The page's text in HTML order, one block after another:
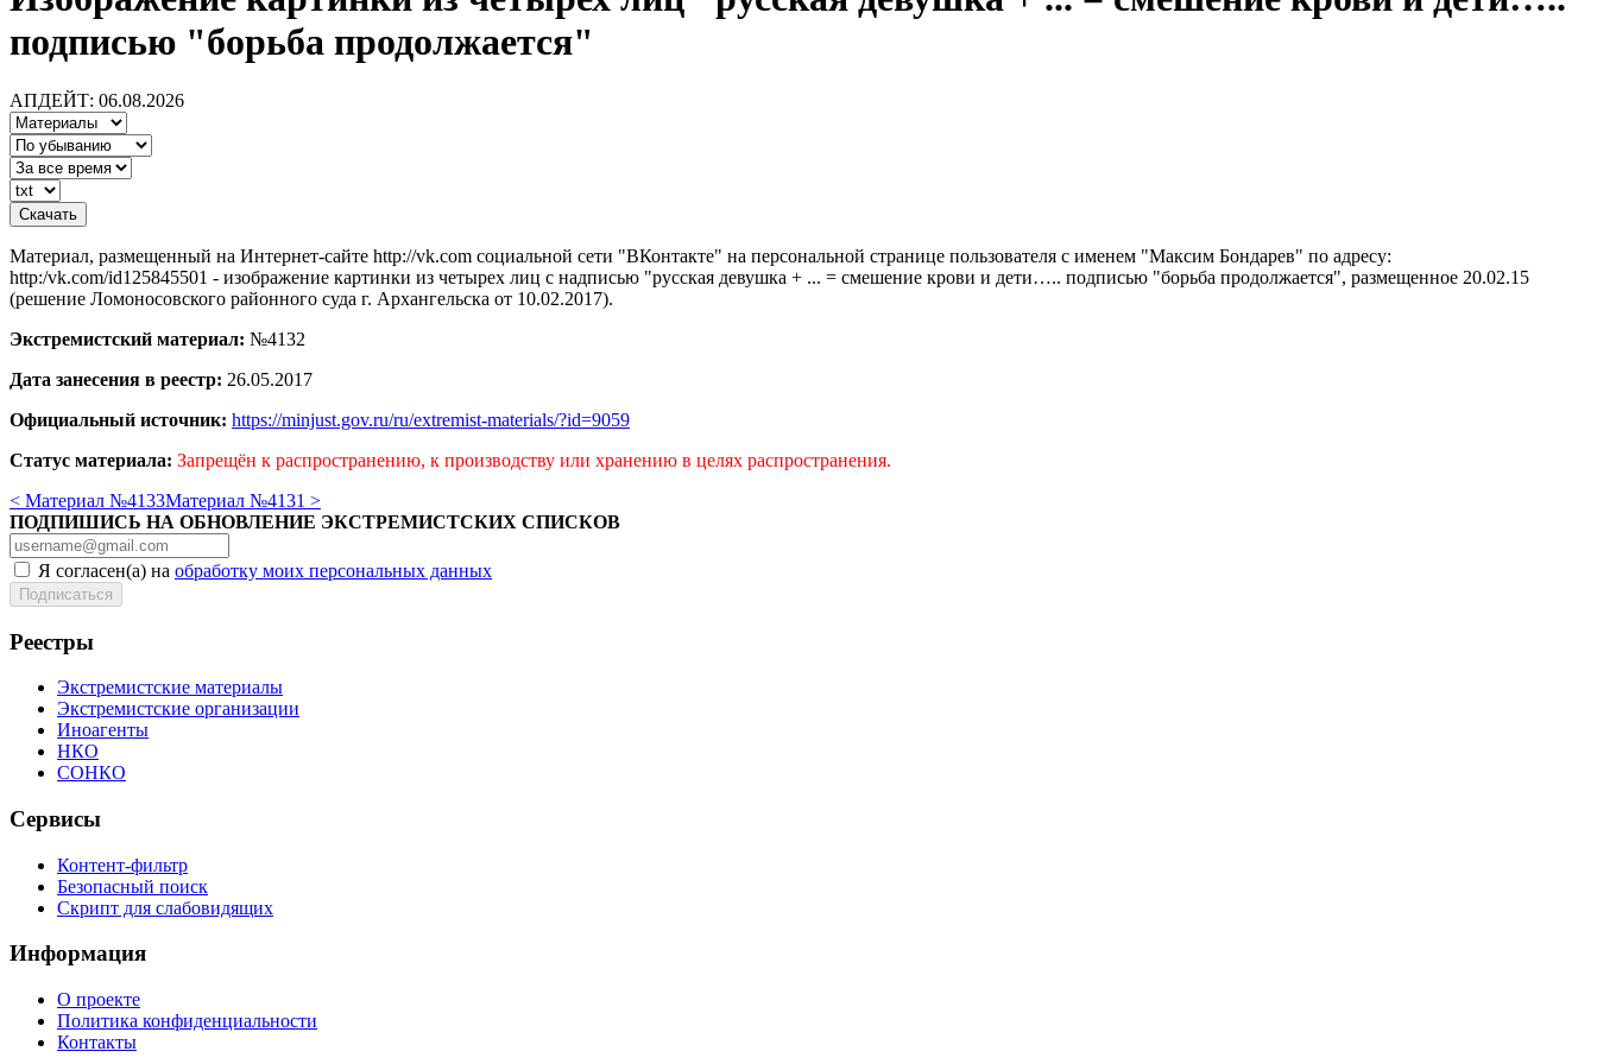
подписью "борьба продолжается"
АПДЕЙТ: 06.08.2026
Материал, размещенный на Интернет-сайте http://vk.com социальной сети "ВКонтакте" на персональной странице пользователя с именем "Максим Бондарев" по адресу:
http:/vk.com/id125845501 - изображение картинки из четырех лиц с надписью "русская девушка + ... = смешение крови и дети….. подписью "борьба продолжается", размещенное 20.02.15
(решение Ломоносовского районного суда г. Архангельска от 10.02.2017).
Экстремистский материал: №4132
Дата занесения в реестр: 26.05.2017
Официальный источник: https://minjust.gov.ru/ru/extremist-materials/?id=9059
Статус материала: Запрещён к распространению, к производству или хранению в целях распространения.
< Материал №4133Материал №4131 >
ПОДПИШИСЬ НА ОБНОВЛЕНИЕ ЭКСТРЕМИСТСКИХ СПИСКОВ
Я согласен(а) на обработку моих персональных данных
Реестры
Экстремистские материалы
Экстремистские организации
Иноагенты
НКО
СОНКО
Сервисы
Контент-фильтр
Безопасный поиск
Скрипт для слабовидящих
Информация
О проекте
Политика конфиденциальности
Контакты